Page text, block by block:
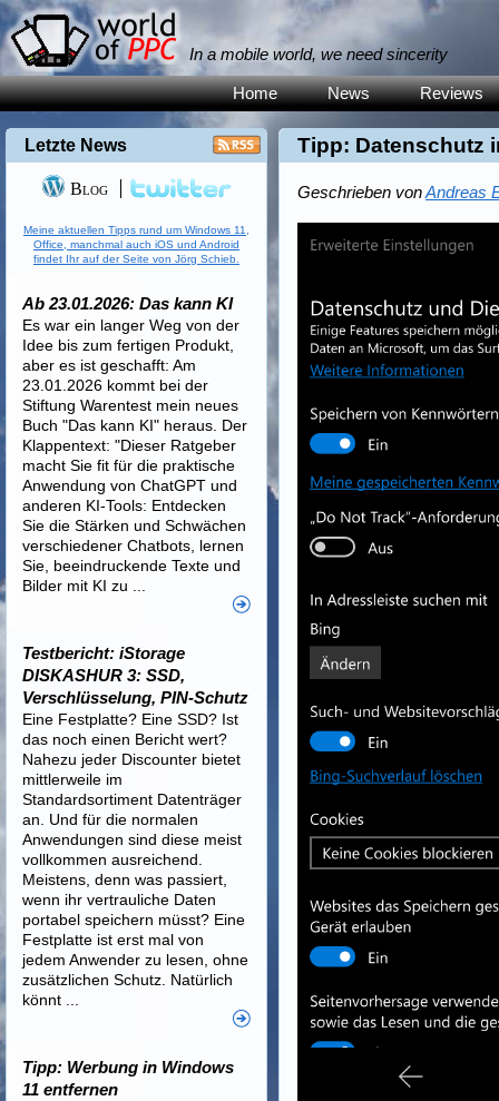
In a mobile world, we need sincerity
Home News Reviews
Tipp: Datenschutz
Geschrieben vonAndreas
Letzte News
Blog
Meine aktuellen Tipps rund um Windows 11,
Office, manchmal auch iOS und Android
findet Ihr auf der Seite von Jörg Schieb.
Ab 23.01.2026: Das kann KI
Es war ein langer Weg von der
Idee bis zum fertigen Produkt,
aber es ist geschafft: Am
23.01.2026 kommt bei der
Stiftung Warentest mein neues
Buch "Das kann KI" heraus. Der
Klappentext: "Dieser Ratgeber
macht Sie fit für die praktische
Anwendung von ChatGPT und
anderen KI-Tools: Entdecken
Sie die Stärken und Schwächen
verschiedener Chatbots, lernen
Sie, beeindruckende Texte und
Bilder mit KI zu ...
Testbericht: iStorage
DISKASHUR 3: SSD,
Verschlüsselung, PIN-Schutz
Eine Festplatte? Eine SSD? Ist
das noch einen Bericht wert?
Nahezu jeder Discounter bietet
mittlerweile im
Standardsortiment Datenträger
an. Und für die normalen
Anwendungen sind diese meist
vollkommen ausreichend.
Meistens, denn was passiert,
wenn ihr vertrauliche Daten
portabel speichern müsst? Eine
Festplatte ist erst mal von
jedem Anwender zu lesen, ohne
zusätzlichen Schutz. Natürlich
könnt ...
Tipp: Werbung in Windows
11 entfernen